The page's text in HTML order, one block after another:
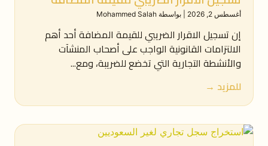
أغسطس 2, 2026 بواسطة Mohammed Salah
إن تسجيل الاقرار الضريبي للقيمة المضافة أحد أهم
الالتزامات القانونية الواجب على أصحاب المنشآت
والأنشطة التجارية التي تخضع للضريبة، ومع...
للمزيد →